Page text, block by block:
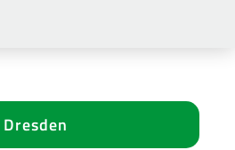
Dresden